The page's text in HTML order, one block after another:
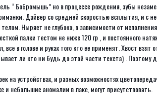
“ Бобромышь” но в процессе рождения, зубы
Дайвер со средней скоростью всплытия, и с
Ныряет не глубоко, в зависимости от
палки тестом не ниже 120 гр , и постоянного
в голове и руках того кто ее применят. Хвост
ли кто ни будь до этой части текста) .
устройствах, и разных возможностях
небольшие аномалии в лаке, могут присутствовать.